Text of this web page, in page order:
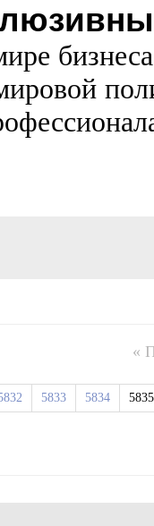
«
5833 5834 5835